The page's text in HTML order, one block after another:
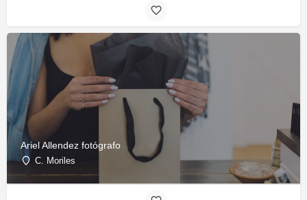
Ariel Allendez fotógrafo
C. Moriles